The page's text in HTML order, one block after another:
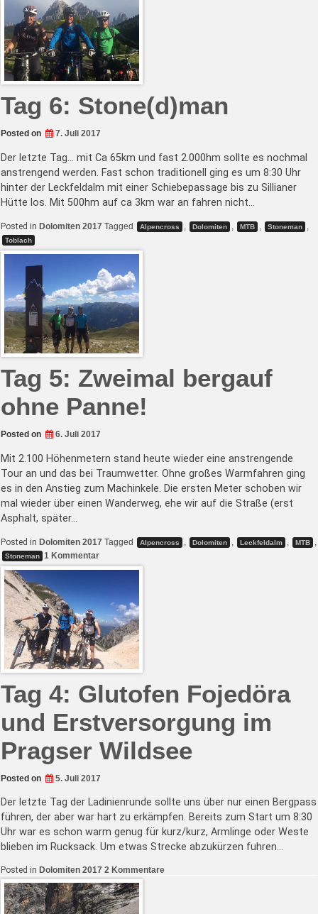
Tag 6: Stone(d)man
Posted on 7. Juli 2017
Der letzte Tag… mit Ca 65km und fast 2.000hm sollte es nochmal
anstrengend werden. Fast schon traditionell ging es um 8:30 Uhr
hinter der Leckfeldalm mit einer Schiebepassage bis zu Sillianer
Hütte los. Mit 500hm auf ca 3km war an fahren nicht…
Posted in Dolomiten 2017 Tagged Alpencross , Dolomiten , MTB , Stoneman ,
Toblach
Tag 5: Zweimal bergauf
ohne Panne!
Posted on 6. Juli 2017
Mit 2.100 Höhenmetern stand heute wieder eine anstrengende
Tour an und das bei Traumwetter. Ohne großes Warmfahren ging
es in den Anstieg zum Machinkele. Die ersten Meter schoben wir
mal wieder über einen Wanderweg, ehe wir auf die Straße (erst
Asphalt, später…
Posted in Dolomiten 2017 Tagged Alpencross , Dolomiten , Leckfeldalm , MTB ,
Stoneman 1 Kommentarzu
Tag
ohne
Panne!
Tag 4: Glutofen Fojedöra
und Erstversorgung im
Pragser Wildsee
Posted on 5. Juli 2017
Der letzte Tag der Ladinienrunde sollte uns über nur einen Bergpass
führen, der aber war hart zu erkämpfen. Bereits zum Start um 8:30
Uhr war es schon warm genug für kurz/kurz, Armlinge oder Weste
blieben im Rucksack. Um etwas Strecke abzukürzen fuhren…
Posted in Dolomiten 2017 2 Kommentarezu